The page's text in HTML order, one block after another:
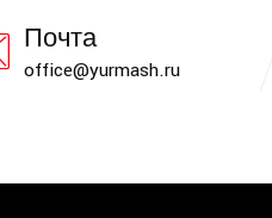
Почта
office@yurmash.ru